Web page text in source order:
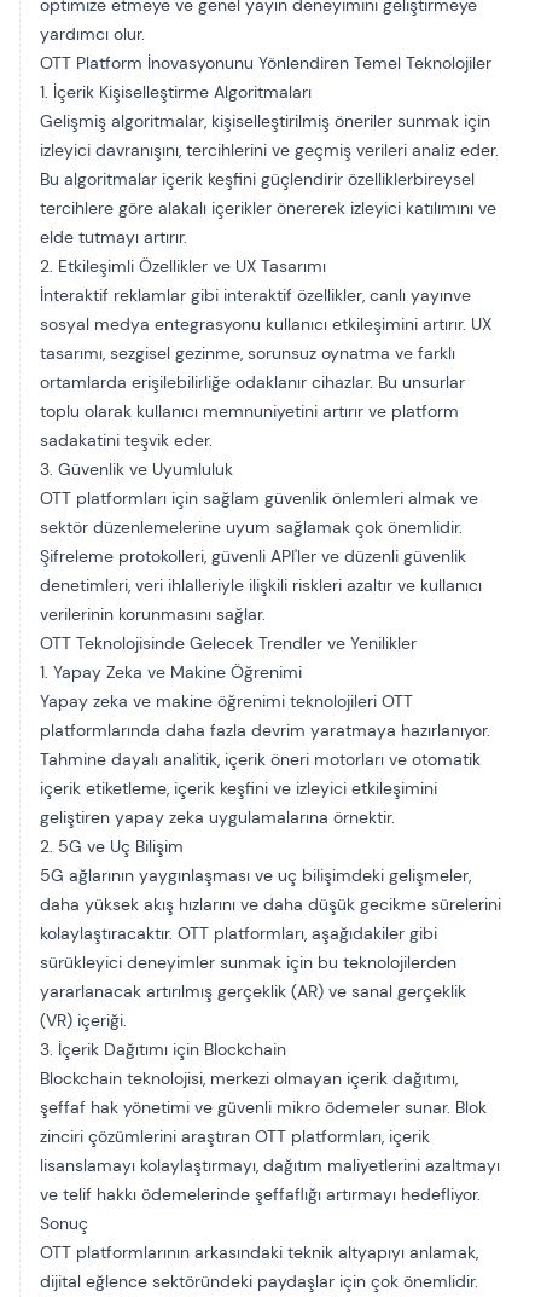
optimize etmeye ve genel yayın deneyimini geliştirmeye
yardımcı olur.
OTT Platform İnovasyonunu Yönlendiren Temel Teknolojiler
1. İçerik Kişiselleştirme Algoritmaları
Gelişmiş algoritmalar, kişiselleştirilmiş öneriler sunmak için
izleyici davranışını, tercihlerini ve geçmiş verileri analiz eder.
Bu algoritmalar içerik keşfini güçlendirir özelliklerbireysel
tercihlere göre alakalı içerikler önererek izleyici katılımını ve
elde tutmayı artırır.
2. Etkileşimli Özellikler ve UX Tasarımı
İnteraktif reklamlar gibi interaktif özellikler, canlı yayınve
sosyal medya entegrasyonu kullanıcı etkileşimini artırır. UX
tasarımı, sezgisel gezinme, sorunsuz oynatma ve farklı
ortamlarda erişilebilirliğe odaklanır cihazlar. Bu unsurlar
toplu olarak kullanıcı memnuniyetini artırır ve platform
sadakatini teşvik eder.
3. Güvenlik ve Uyumluluk
OTT platformları için sağlam güvenlik önlemleri almak ve
sektör düzenlemelerine uyum sağlamak çok önemlidir.
Şifreleme protokolleri, güvenli API'ler ve düzenli güvenlik
denetimleri, veri ihlalleriyle ilişkili riskleri azaltır ve kullanıcı
verilerinin korunmasını sağlar.
OTT Teknolojisinde Gelecek Trendler ve Yenilikler
1. Yapay Zeka ve Makine Öğrenimi
Yapay zeka ve makine öğrenimi teknolojileri OTT
platformlarında daha fazla devrim yaratmaya hazırlanıyor.
Tahmine dayalı analitik, içerik öneri motorları ve otomatik
içerik etiketleme, içerik keşfini ve izleyici etkileşimini
geliştiren yapay zeka uygulamalarına örnektir.
2. 5G ve Uç Bilişim
5G ağlarının yaygınlaşması ve uç bilişimdeki gelişmeler,
daha yüksek akış hızlarını ve daha düşük gecikme sürelerini
kolaylaştıracaktır. OTT platformları, aşağıdakiler gibi
sürükleyici deneyimler sunmak için bu teknolojilerden
yararlanacak artırılmış gerçeklik (AR) ve sanal gerçeklik
(VR) içeriği.
3. İçerik Dağıtımı için Blockchain
Blockchain teknolojisi, merkezi olmayan içerik dağıtımı,
şeffaf hak yönetimi ve güvenli mikro ödemeler sunar. Blok
zinciri çözümlerini araştıran OTT platformları, içerik
lisanslamayı kolaylaştırmayı, dağıtım maliyetlerini azaltmayı
ve telif hakkı ödemelerinde şeffaflığı artırmayı hedefliyor.
Sonuç
OTT platformlarının arkasındaki teknik altyapıyı anlamak,
dijital eğlence sektöründeki paydaşlar için çok önemlidir.